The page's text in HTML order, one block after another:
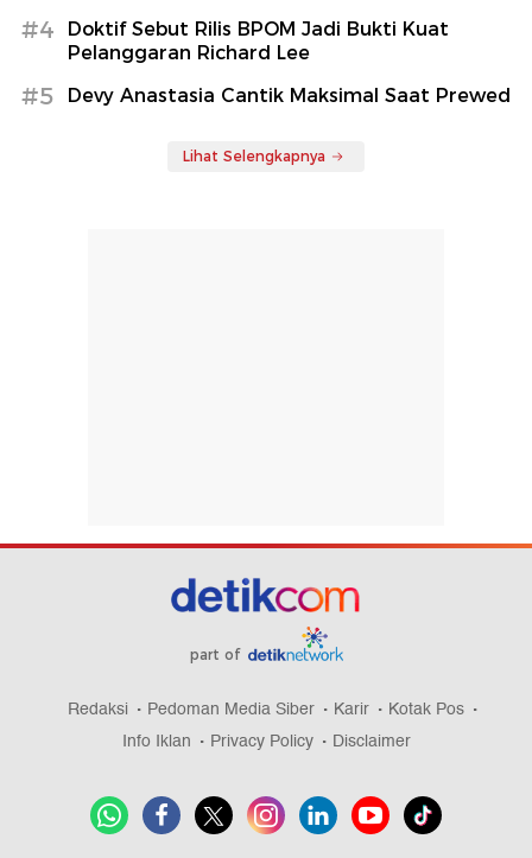
#4
Doktif Sebut Rilis BPOM Jadi Bukti Kuat
Pelanggaran Richard Lee
#5 Devy Anastasia Cantik Maksimal Saat Prewed
Lihat Selengkapnya
part of
Redaksi Pedoman Media Siber Karir
Kotak Pos
Info Iklan
Privacy Policy Disclaimer